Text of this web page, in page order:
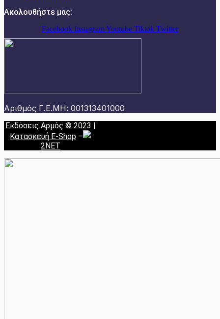
Ακολουθήστε μας:
Facebook InstagramYoutube Tiktok Twitter
Αριθμός Γ.Ε.ΜΗ: 001313401000
Εκδόσεις Αρμός © 2023 |
Κατασκευή E-Shop –
2NET